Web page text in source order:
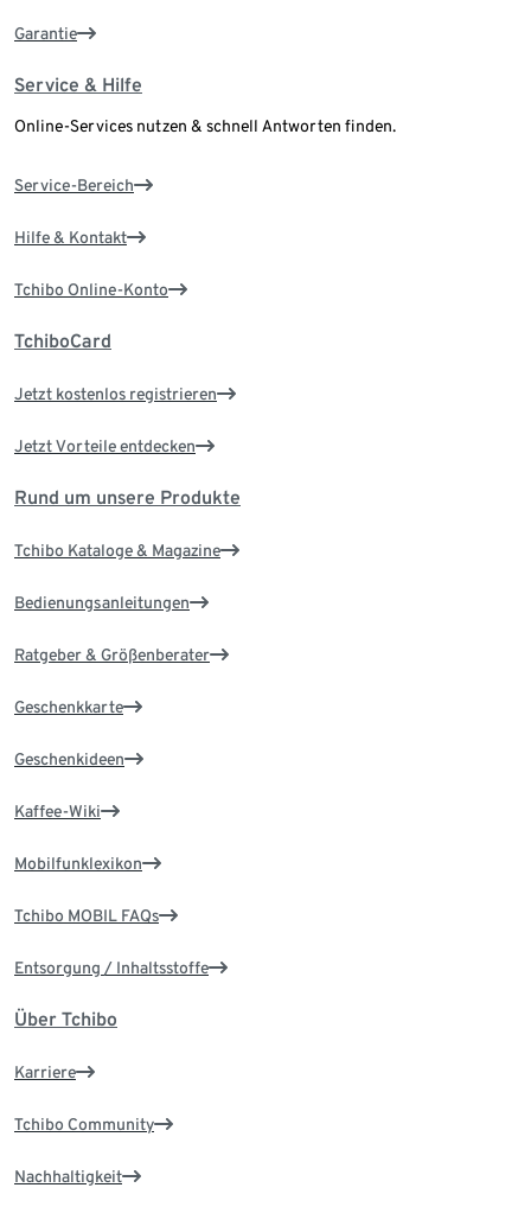
Garantie
Service & Hilfe
Online-Services nutzen & schnell Antworten finden.
Service-Bereich
Hilfe & Kontakt
Tchibo Online-Konto
TchiboCard
Jetzt kostenlos registrieren
Jetzt Vorteile entdecken
Rund um unsere Produkte
Tchibo Kataloge & Magazine
Bedienungsanleitungen
Ratgeber & Größenberater
Geschenkkarte
Geschenkideen
Kaffee-Wiki
Mobilfunklexikon
Tchibo MOBIL FAQs
Entsorgung / Inhaltsstoffe
Über Tchibo
Karriere
Tchibo Community
Nachhaltigkeit